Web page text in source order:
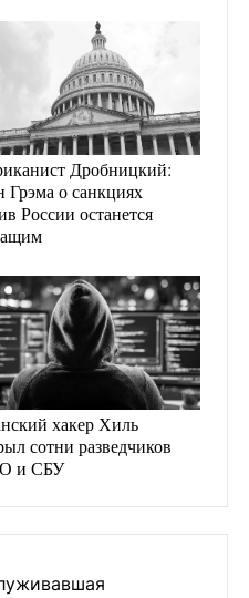
Дробницкий:
Грэма о санкциях
России останется
хакер Хиль
сотни разведчиков
и СБУ